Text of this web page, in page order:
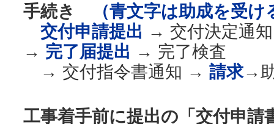
手続き
（青文字は助成を受
交付申請提出 → 交付決定通
→ 完了届提出 → 完了検査
→ 交付指令書通知 → 請求→
工事着手前に提出の「交付申請